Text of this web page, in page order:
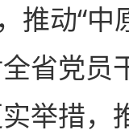
推动“
省党员
举措，